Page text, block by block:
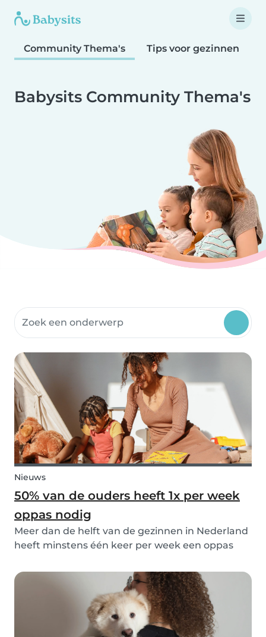
Community Thema's Tips voor gezinnen
Babysits Community Thema's
Doorzoek Community Thema's
Nieuws
50% van de ouders heeft 1x per week
oppas nodig
Meer dan de helft van de gezinnen in Nederland
heeft minstens één keer per week een oppas
een oppas plaatsvindt tijdens werktijden. Dit
laat zien dat veel ouders niet alleen af en toe een